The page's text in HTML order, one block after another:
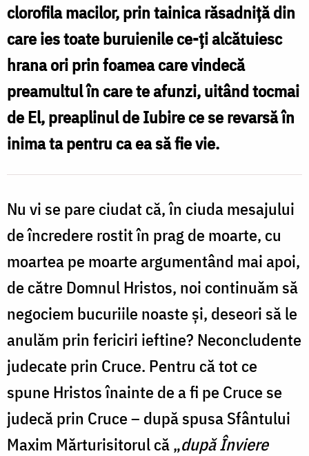
înapoi
(Ioan
16,
15-
23)
clorofila macilor, prin tainica răsadniță din
care ies toate buruienile ce-ți alcătuiesc
hrana ori prin foamea care vindecă
preamultul în care te afunzi, uitând tocmai
de El, preaplinul de Iubire ce se revarsă în
inima ta pentru ca ea să fie vie.
Nu vi se pare ciudat că, în ciuda mesajului
de încredere rostit în prag de moarte, cu
moartea pe moarte argumentând mai apoi,
de către Domnul Hristos, noi continuăm să
negociem bucuriile noaste și, deseori să le
anulăm prin fericiri ieftine? Neconcludente
judecate prin Cruce. Pentru că tot ce
spune Hristos înainte de a fi pe Cruce se
judecă prin Cruce – după spusa Sfântului
Maxim Mărturisitorul că „după Înviere